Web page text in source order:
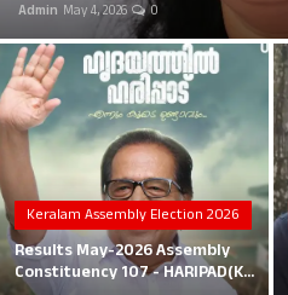
Business
Local News
Earn Money
Tutorials
Malayalam
Admin May 4, 2026 0
Keralam Assembly Election 2026
Results May-2026 Assembly
Constituency 107 - HARIPAD(K...